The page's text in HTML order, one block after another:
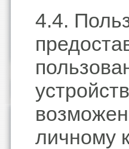
4.4.
личному